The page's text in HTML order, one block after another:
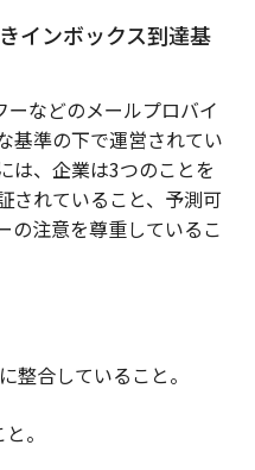
インボックス到達基
などのメールプロバイ
基準の下で運営されてい
は、企業は3つのことを
されていること、予測可
の注意を尊重しているこ
整合していること。
。